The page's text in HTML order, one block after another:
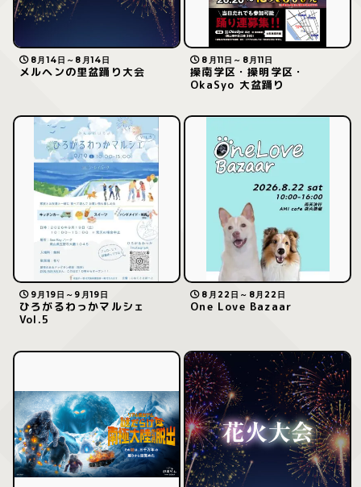
8月14日～8月14日
メルヘンの里盆踊り大会
8月11日～8月11日
操南学区・操明学区・
OkaSyo 大盆踊り
9月19日～9月19日
ひろがるわっかマルシェ
Vol.5
8月22日～8月22日
One Love Bazaar